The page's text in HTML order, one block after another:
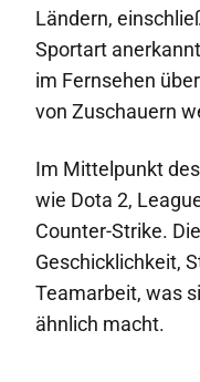
Ländern,
Sportart
im Fernsehen
von Zuschauern
Im Mittelpunkt
wie Dota 2,
Counter-Strike.
Geschicklichkeit,
Teamarbeit, was
ähnlich macht.